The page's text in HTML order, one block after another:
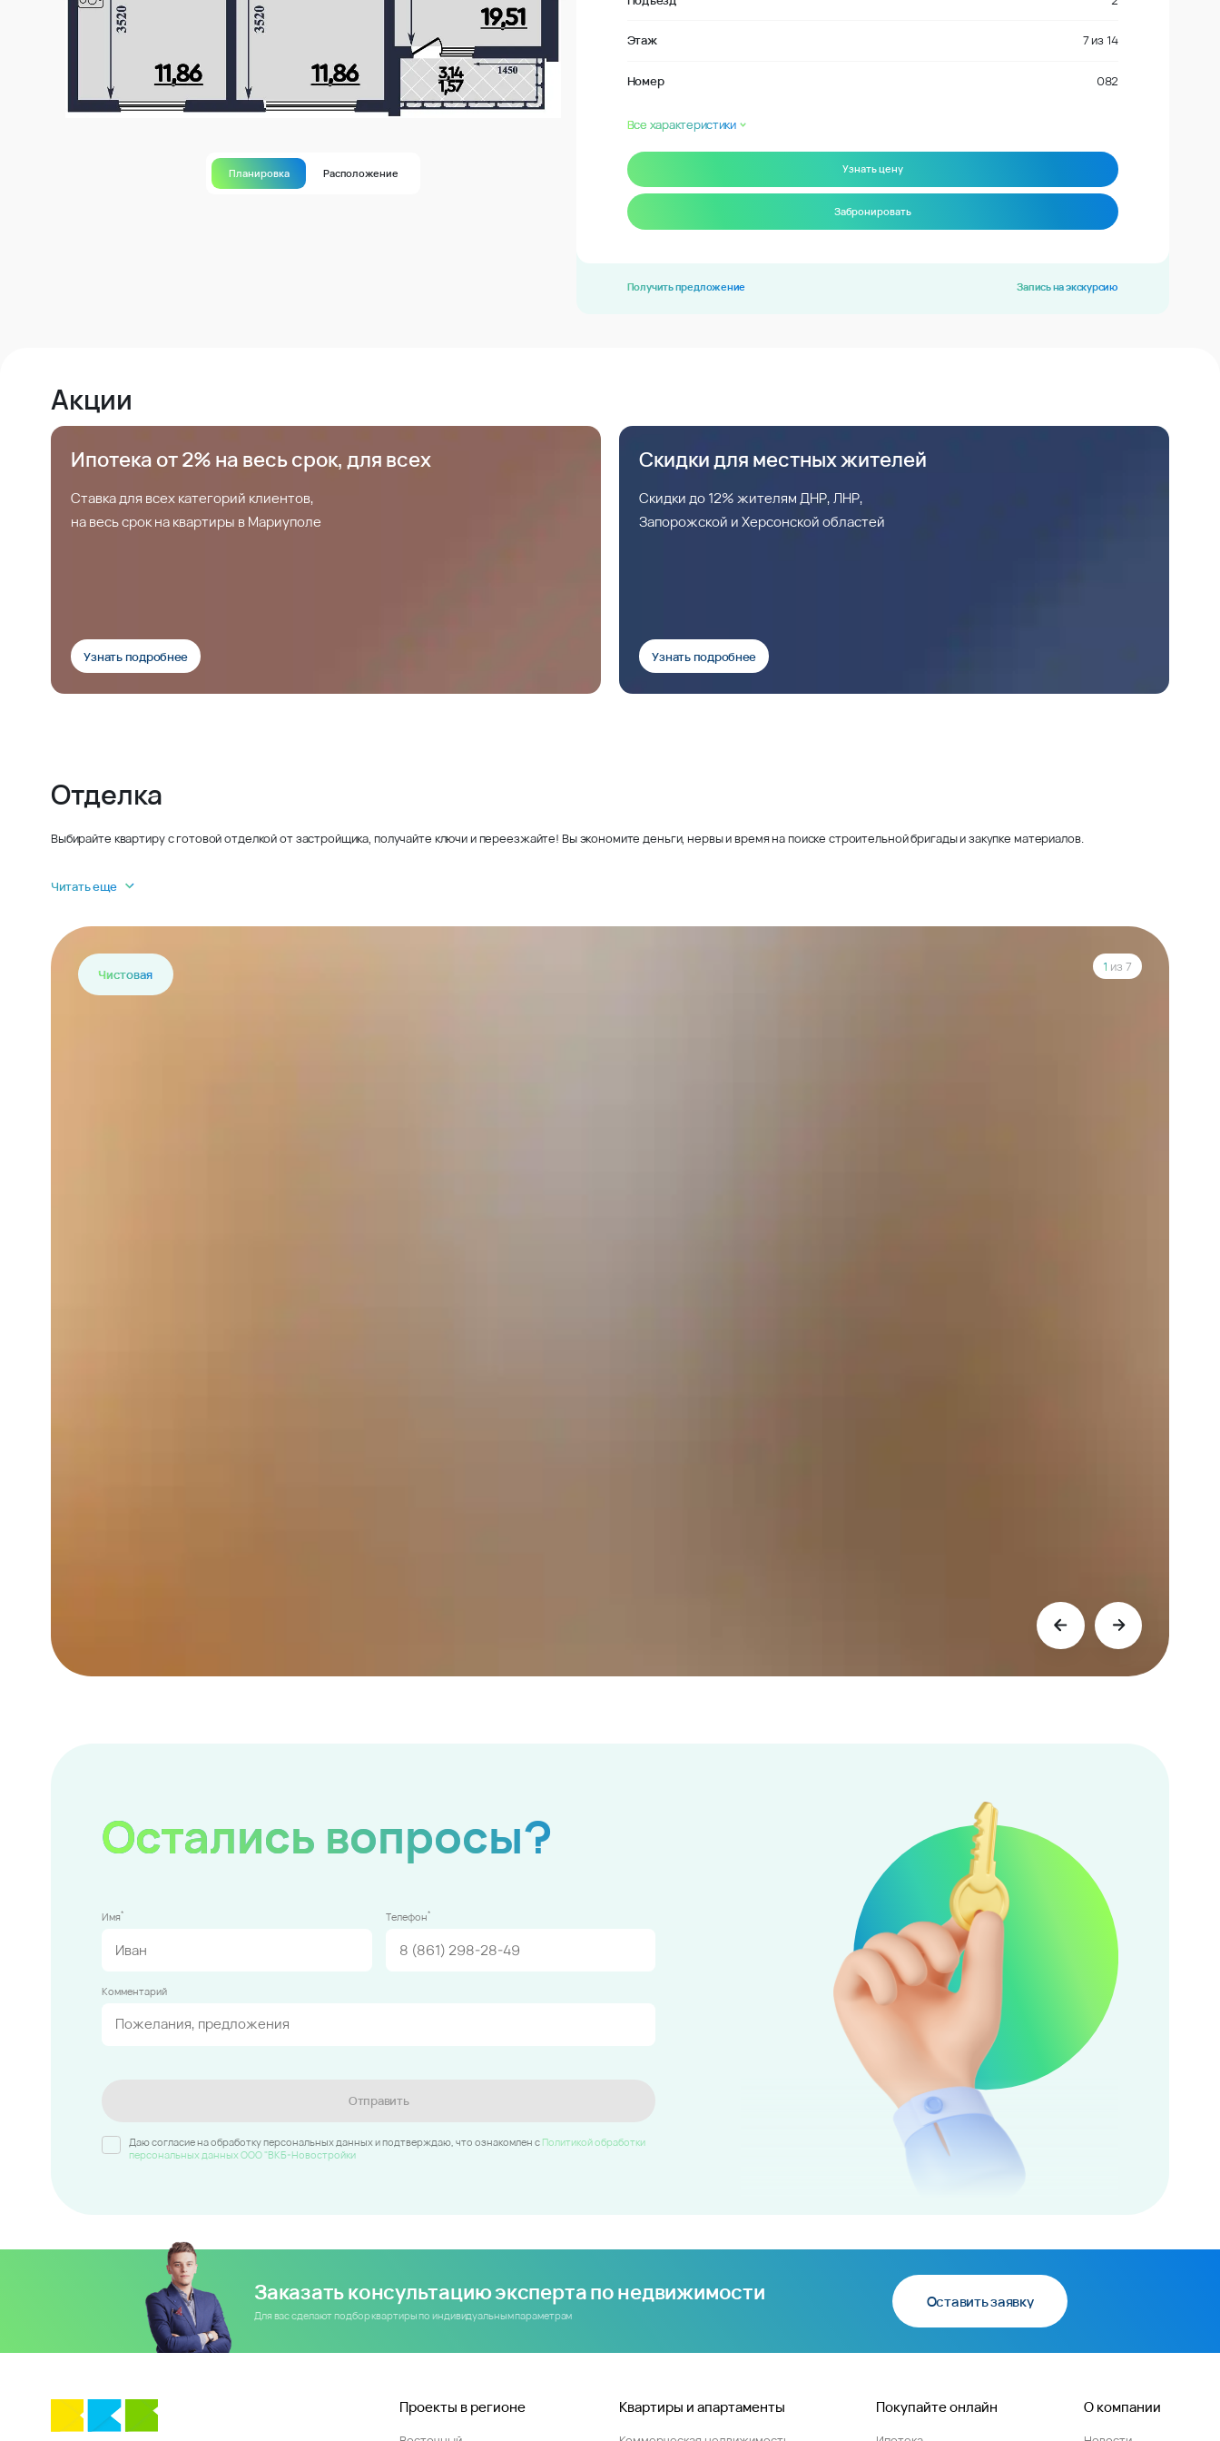
Планировка Расположение
Этаж 7из 14
Номер 082
Все характеристики
Узнать цену
Забронировать
Получить предложение Запись на экскурсию
Акции
Ипотека от 2% на весь срок, для всех
Ставка для всех категорий клиентов,
на весь срок на квартиры в Мариуполе
Узнать подробнее
Скидки для местных жителей
Скидки до 12% жителям ДНР, ЛНР,
Запорожской и Херсонской областей
Узнать подробнее
Отделка
Выбирайте квартиру с готовой отделкой от застройщика, получайте ключи и переезжайте! Вы экономите деньги, нервы и время на поиске строительной бригады и закупке материалов.
Читать еще
Чистовая
1 из 7
Остались вопросы?
Имя* Телефон*
Комментарий
Отправить
Даю согласие на обработку персональных данных и подтверждаю, что ознакомлен c Политикой обработки
персональных данных ООО "ВКБ-Новостройки
Заказать консультацию эксперта по недвижимости
Для вас сделают подбор квартиры по индивидуальным параметрам
Оставить заявку
Проекты в регионе Квартиры и апартаменты Покупайте онлайн О компании